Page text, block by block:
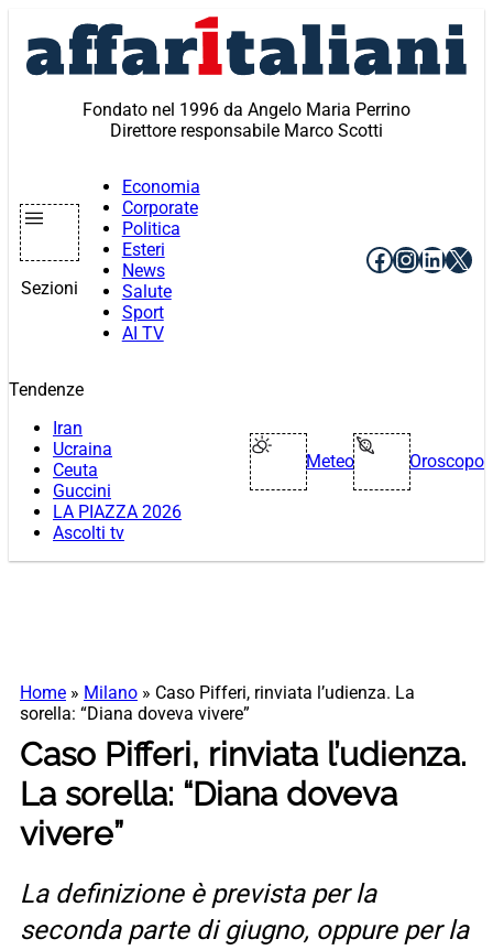
contenuto
Fondato nel 1996 da Angelo Maria Perrino
Direttore responsabile Marco Scotti
Sezioni
Economia
Corporate
Politica
Esteri
News
Salute
Sport
AI TV
Facebook
X
Tendenze
Iran
Ucraina
Ceuta
Guccini
LA PIAZZA 2026
Ascolti tv
Meteo Oroscopo
Home » Milano » Caso Pifferi, rinviata l’udienza. La
sorella: “Diana doveva vivere”
Caso Pifferi, rinviata l’udienza.
La sorella: “Diana doveva
vivere”
La definizione è prevista per la
seconda parte di giugno, oppure per la